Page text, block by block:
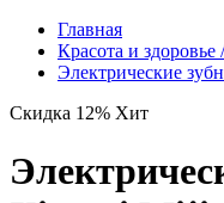
Главная
Красота и
Электрические
Скидка 12% Хит